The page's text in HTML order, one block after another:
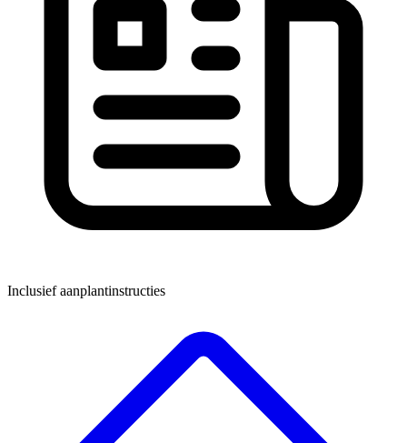
Inclusief aanplantinstructies